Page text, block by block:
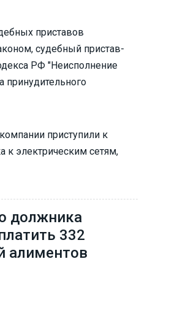
приставов
судебный пристав-
РФ "Неисполнение
принудительного
приступили к
к электрическим сетям,
должника
332
алиментов